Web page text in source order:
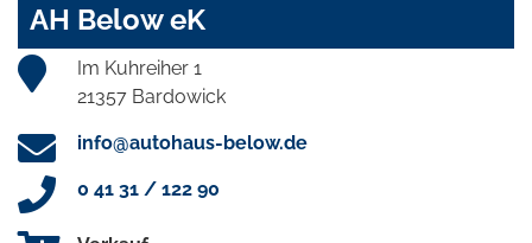
AH Below eK
Im Kuhreiher 1
21357 Bardowick
info@autohaus-below.de
0 41 31 / 122 90